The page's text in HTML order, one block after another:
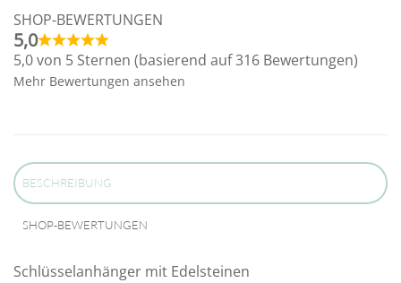
SHOP-BEWERTUNGEN
5,0
5,0 von 5 Sternen (basierend auf 316 Bewertungen)
Mehr Bewertungen ansehen
BESCHREIBUNG
SHOP-BEWERTUNGEN
Schlüsselanhänger mit Edelsteinen